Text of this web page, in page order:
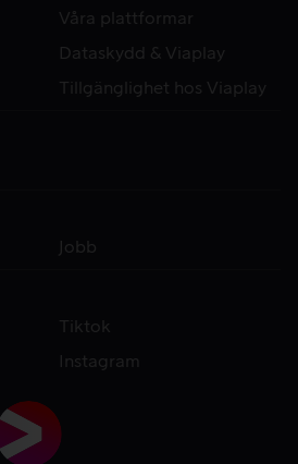
Våra plattformar
Dataskydd & Viaplay
Tillgänglighet hos Viaplay
Jobb
Tiktok
Instagram